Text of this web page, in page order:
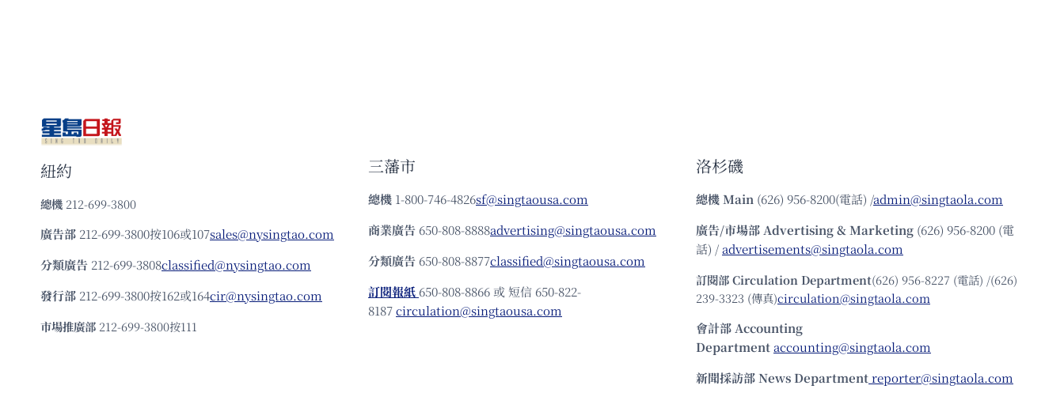
紐約
總機 212-699-3800
廣告部 212-699-3800按106或107sales@nysingtao.com
分類廣告 212-699-3808classified@nysingtao.com
發⾏部 212-699-3800按162或164cir@nysingtao.com
市場推廣部 212-699-3800按111
三藩市
總機 1-800-746-4826sf@singtaousa.com
商業廣告 650-808-8888advertising@singtaousa.com
分類廣告 650-808-8877classified@singtaousa.com
訂閱報紙 650-808-8866 或 短信 650-822-
8187circulation@singtaousa.com
洛杉磯
總機Main (626) 956-8200(電話) /admin@singtaola.com
廣告/市場部Advertising & Marketing (626) 956-8200 (電
話) /advertisements@singtaola.com
訂閱部 Circulation Department(626) 956-8227 (電話) /(626)
239-3323 (傳真)circulation@singtaola.com
會計部 Accounting
Departmentaccounting@singtaola.com
新聞採訪部 News Departmentreporter@singtaola.com